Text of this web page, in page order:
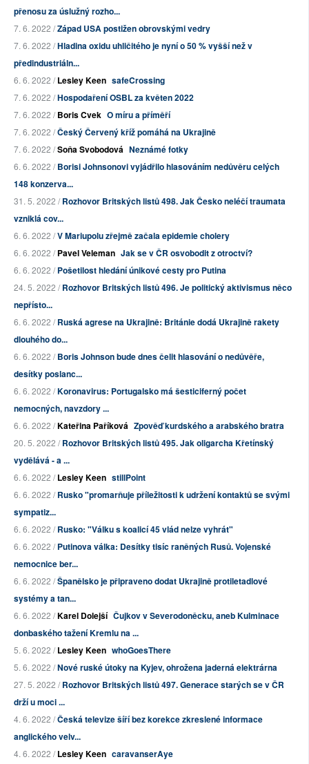
přenosu za úslužný rozho...
7. 6. 2022 /Západ USA postižen obrovskými vedry
7. 6. 2022 /Hladina oxidu uhličitého je nyní o 50 % vyšší než v
předindustriáln...
6. 6. 2022 /Lesley Keen safeCrossing
7. 6. 2022 /Hospodaření OSBL za květen 2022
7. 6. 2022 /Boris Cvek O míru a příměří
7. 6. 2022 /Český Červený kříž pomáhá na Ukrajině
7. 6. 2022 /Soňa Svobodová Neznámé fotky
6. 6. 2022 /Borisi Johnsonovi vyjádřilo hlasováním nedůvěru celých
148 konzerva...
31. 5. 2022 /Rozhovor Britských listů 498. Jak Česko neléčí traumata
vzniklá cov...
6. 6. 2022 /V Mariupolu zřejmě začala epidemie cholery
6. 6. 2022 /Pavel Veleman Jak se v ČR osvobodit z otroctví?
6. 6. 2022 /Pošetilost hledání únikové cesty pro Putina
24. 5. 2022 /Rozhovor Britských listů 496. Je politický aktivismus něco
nepřísto...
6. 6. 2022 /Ruská agrese na Ukrajině: Británie dodá Ukrajině rakety
dlouhého do...
6. 6. 2022 /Boris Johnson bude dnes čelit hlasování o nedůvěře,
desítky poslanc...
6. 6. 2022 /Koronavirus: Portugalsko má šesticiferný počet
nemocných, navzdory ...
6. 6. 2022 /Kateřina Paříková Zpověď kurdského a arabského bratra
20. 5. 2022 /Rozhovor Britských listů 495. Jak oligarcha Křetínský
vydělává - a ...
6. 6. 2022 /Lesley Keen stillPoint
6. 6. 2022 /Rusko "promarňuje příležitosti k udržení kontaktů se svými
sympatiz...
6. 6. 2022 /Rusko: "Válku s koalicí 45 vlád nelze vyhrát"
6. 6. 2022 /Putinova válka: Desítky tisíc raněných Rusů. Vojenské
nemocnice ber...
6. 6. 2022 /Španělsko je připraveno dodat Ukrajině protiletadlové
systémy a tan...
6. 6. 2022 /Karel Dolejší Čujkov v Severodoněcku, aneb Kulminace
donbaského tažení Kremlu na ...
5. 6. 2022 /Lesley Keen whoGoesThere
5. 6. 2022 /Nové ruské útoky na Kyjev, ohrožena jaderná elektrárna
27. 5. 2022 /Rozhovor Britských listů 497. Generace starých se v ČR
drží u moci ...
4. 6. 2022 /Česká televize šíří bez korekce zkreslené informace
anglického velv...
4. 6. 2022 /Lesley Keen caravanserAye